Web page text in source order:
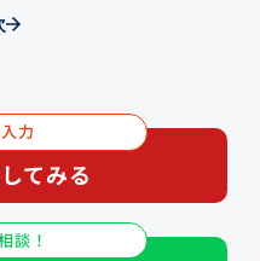
力
てみる
談！